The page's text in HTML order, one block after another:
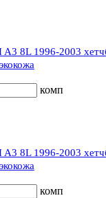
8L 1996-2003
комп
8L 1996-2003
комп